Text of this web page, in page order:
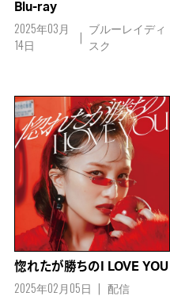
Blu-ray
2025年03月
14日
ブルーレイディ
スク
惚れたが勝ちのI LOVE YOU
2025年02月05日 配信